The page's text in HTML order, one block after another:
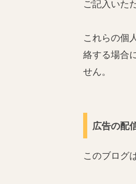
ご記入いた
これらの個
絡する場合
せん。
広告の配
このブログ